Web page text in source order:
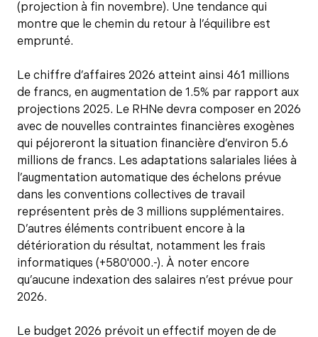
(projection à fin novembre). Une tendance qui
montre que le chemin du retour à l’équilibre est
emprunté.
Le chiffre d’affaires 2026 atteint ainsi 461 millions
de francs, en augmentation de 1.5% par rapport aux
projections 2025. Le RHNe devra composer en 2026
avec de nouvelles contraintes financières exogènes
qui péjoreront la situation financière d’environ 5.6
millions de francs. Les adaptations salariales liées à
l’augmentation automatique des échelons prévue
dans les conventions collectives de travail
représentent près de 3 millions supplémentaires.
D’autres éléments contribuent encore à la
détérioration du résultat, notamment les frais
informatiques (+580'000.-). À noter encore
qu’aucune indexation des salaires n’est prévue pour
2026.
Le budget 2026 prévoit un effectif moyen de de